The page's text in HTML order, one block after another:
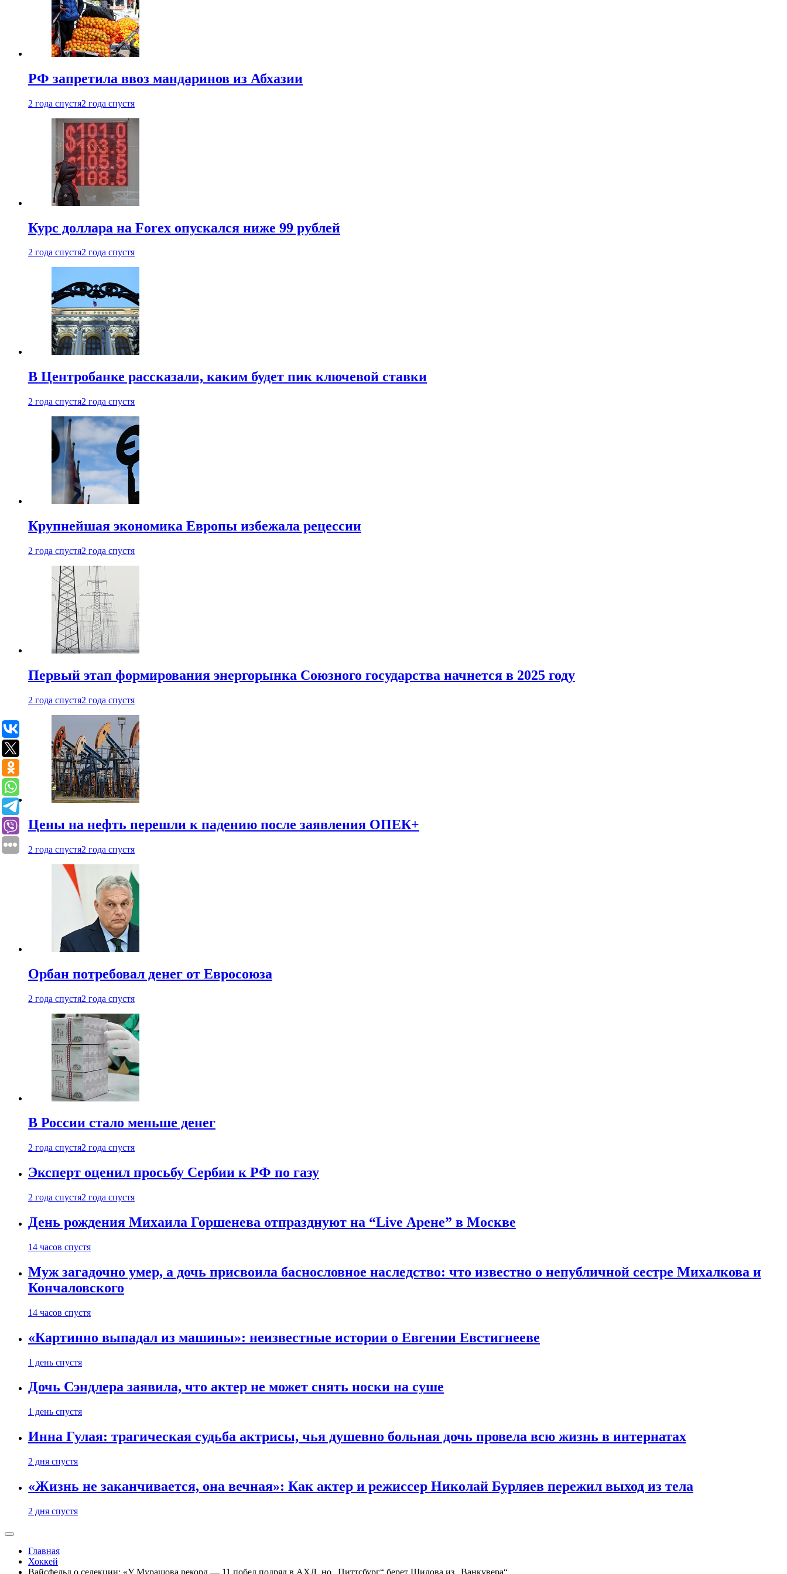
РФ запретила ввоз мандаринов из Абхазии
2 года спустя2 года спустя
Курс доллара на Forex опускался ниже 99 рублей
2 года спустя2 года спустя
В Центробанке рассказали, каким будет пик ключевой ставки
2 года спустя2 года спустя
Крупнейшая экономика Европы избежала рецессии
2 года спустя2 года спустя
Первый этап формирования энергорынка Союзного государства начнется в 2025 году
2 года спустя2 года спустя
Цены на нефть перешли к падению после заявления ОПЕК+
2 года спустя2 года спустя
Орбан потребовал денег от Евросоюза
2 года спустя2 года спустя
В России стало меньше денег
2 года спустя2 года спустя
Эксперт оценил просьбу Сербии к РФ по газу
2 года спустя2 года спустя
День рождения Михаила Горшенева отпразднуют на “Live Арене” в Москве
14 часов спустя
Муж загадочно умер, а дочь присвоила баснословное наследство: что известно о непубличной сестре Михалкова и
Кончаловского
14 часов спустя
«Картинно выпадал из машины»: неизвестные истории о Евгении Евстигнееве
1 день спустя
Дочь Сэндлера заявила, что актер не может снять носки на суше
1 день спустя
Инна Гулая: трагическая судьба актрисы, чья душевно больная дочь провела всю жизнь в интернатах
2 дня спустя
«Жизнь не заканчивается, она вечная»: Как актер и режиссер Николай Бурляев пережил выход из тела
2 дня спустя
Главная
Хоккей
Вайсфельд о селекции: «У Мурашова рекорд — 11 побед подряд в АХЛ, но „Питтсбург“ берет Шилова из „Ванкувера“.